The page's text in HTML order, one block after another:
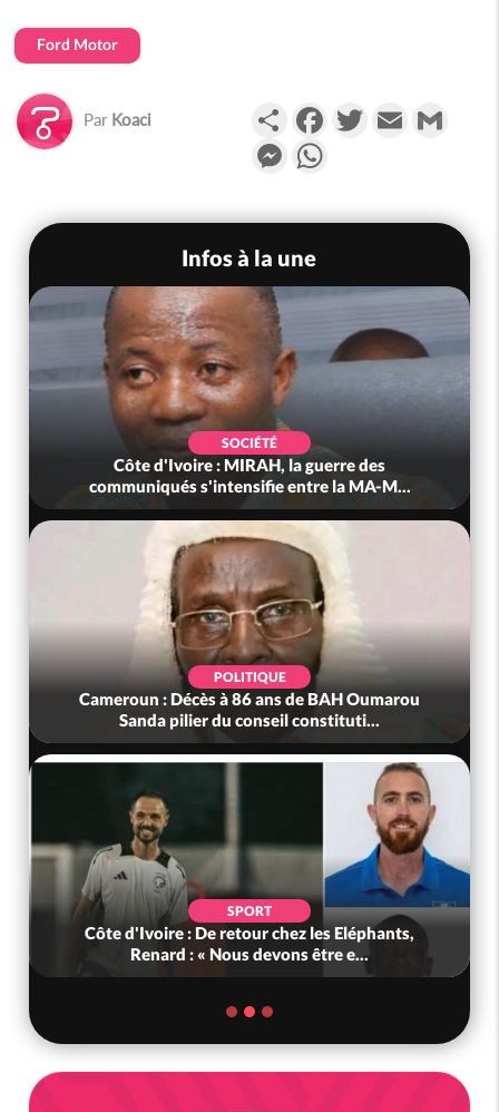
Ford Motor
Par Koaci PartagerFacebookTwitterEmail
Messenger
Infos à la une
SOCIÉTÉ
Côte d'Ivoire : MIRAH, la guerre des
communiqués s'intensifie entre la MA-M...
POLITIQUE
Cameroun : Décès à 86 ans de BAH Oumarou
Sanda pilier du conseil constituti...
SPORT
Côte d'Ivoire : De retour chez les Eléphants,
Renard : « Nous devons être e...